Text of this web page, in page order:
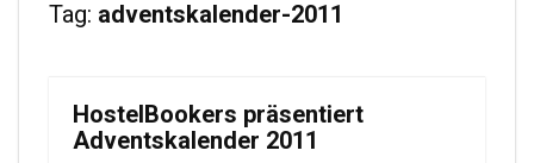
Tag: adventskalender-2011
HostelBookers präsentiert
Adventskalender 2011